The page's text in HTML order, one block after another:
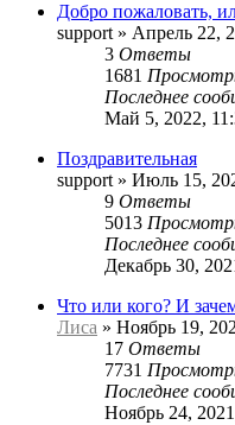
Добро пожаловать,
support » Апрель 22,
3 Ответы
1681
Последнее
Май 5, 2022,
Поздравительная
support » Июль 15,
9 Ответы
5013
Последнее
Декабрь 30,
Что или кого? И
Лиса » Ноябрь 19,
17 Ответы
7731
Последнее
Ноябрь 24,